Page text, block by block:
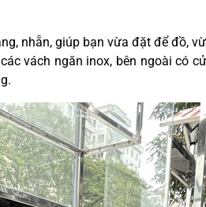
nhẵn, giúp bạn vừa đặt để đồ,
vách ngăn inox, bên ngoài có